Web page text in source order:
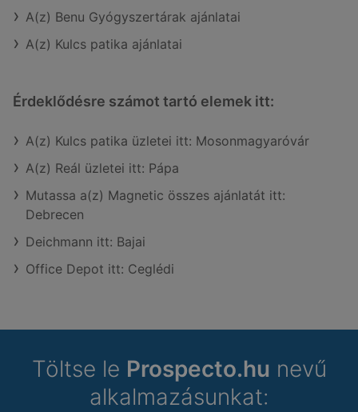
A(z) Benu Gyógyszertárak ajánlatai
A(z) Kulcs patika ajánlatai
Érdeklődésre számot tartó elemek itt:
A(z) Kulcs patika üzletei itt: Mosonmagyaróvár
A(z) Reál üzletei itt: Pápa
Mutassa a(z) Magnetic összes ajánlatát itt:
Debrecen
Deichmann itt: Bajai
Office Depot itt: Ceglédi
Töltse le Prospecto.hu nevű
alkalmazásunkat: